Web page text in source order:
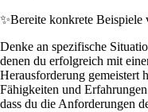
✨Bereite konkrete Beispiele
Denke an spezifische
denen du erfolgreich mit
Herausforderung gemeistert
Fähigkeiten und
dass du die Anforderungen